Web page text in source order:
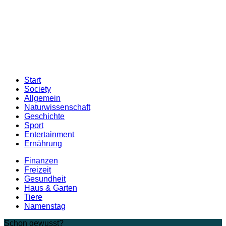
Start
Society
Allgemein
Naturwissenschaft
Geschichte
Sport
Entertainment
Ernährung
Finanzen
Freizeit
Gesundheit
Haus & Garten
Tiere
Namenstag
Schon gewusst?